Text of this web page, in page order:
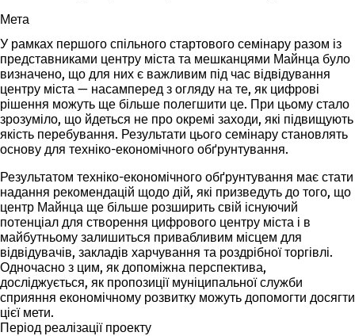
Мета
У рамках першого спільного стартового семінару разом із
представниками центру міста та мешканцями Майнца було
визначено, що для них є важливим під час відвідування
центру міста — насамперед з огляду на те, як цифрові
рішення можуть ще більше полегшити це. При цьому стало
зрозуміло, що йдеться не про окремі заходи, які підвищують
якість перебування. Результати цього семінару становлять
основу для техніко-економічного обґрунтування.
Результатом техніко-економічного обґрунтування має стати
надання рекомендацій щодо дій, які призведуть до того, що
центр Майнца ще більше розширить свій існуючий
потенціал для створення цифрового центру міста і в
майбутньому залишиться привабливим місцем для
відвідувачів, закладів харчування та роздрібної торгівлі.
Одночасно з цим, як допоміжна перспектива,
досліджується, як пропозиції муніципальної служби
сприяння економічному розвитку можуть допомогти досягти
цієї мети.
Період реалізації проекту